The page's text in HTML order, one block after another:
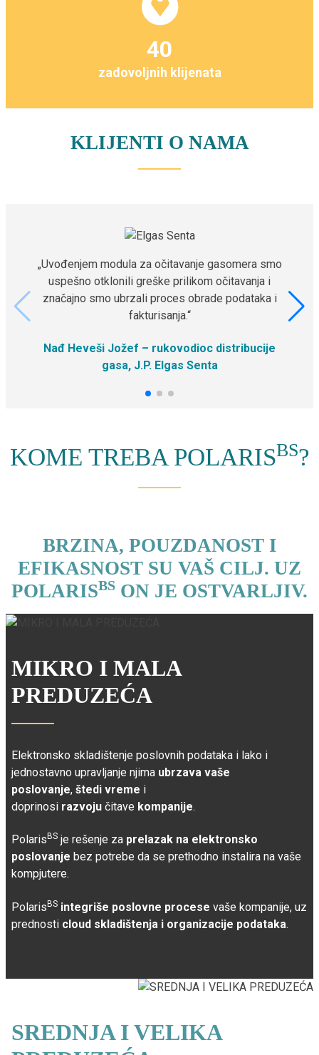
40
zadovoljnih klijenata
KLIJENTI O NAMA
„Uvođenjem modula za očitavanje gasomera smo
uspešno otklonili greške prilikom očitavanja i
značajno smo ubrzali proces obrade podataka i
fakturisanja.“
Nađ Heveši Jožef – rukovodioc distribucije
gasa, J.P. Elgas Senta
KOME TREBA POLARISBS?
BRZINA, POUZDANOST I
EFIKASNOST SU VAŠ CILJ. UZ
POLARISBS ON JE OSTVARLJIV.
MIKRO I MALA
PREDUZEĆA
Elektronsko skladištenje poslovnih podataka i lako i
jednostavno upravljanje njima ubrzava vaše
poslovanje, štedi vreme i
doprinosi razvoju čitave kompanije.
Polaris BS je rešenje za prelazak na elektronsko
poslovanje bez potrebe da se prethodno instalira na vaše
kompjutere.
PolarisBS integriše poslovne procese vaše kompanije, uz
prednosti cloud skladištenja i organizacije podataka.
SREDNJA I VELIKA